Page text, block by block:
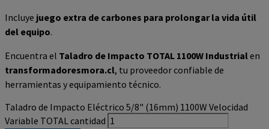
Incluye juego extra de carbones para prolongar la vida útil
del equipo.
Encuentra el Taladro de Impacto TOTAL 1100W Industrial en
transformadoresmora.cl, tu proveedor confiable de
herramientas y equipamiento técnico.
Taladro de Impacto Eléctrico 5/8" (16mm) 1100W Velocidad
Variable TOTAL cantidad